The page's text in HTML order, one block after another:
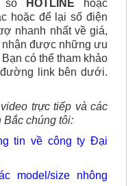
tự thì hãy liên hệ
sốHOTLINEhoặc
hoặc để lại số điện
nhanh nhất về giá,
được những ưu
có thể tham khảo
link bên dưới.
trực tiếp và các
chúng tôi:
tin về công ty Đại